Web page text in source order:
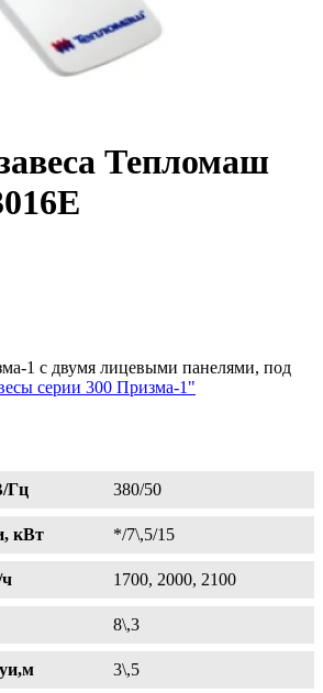
Тепломаш
1 с двумя лицевыми панелями, под
серии 300 Призма-1"
Гц 380/50
кВт */7\,5/15
ч 1700, 2000, 2100
8\,3
3\,5